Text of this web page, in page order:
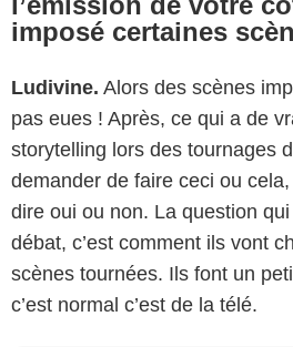
imposé certaines
Ludivine. Alors des scènes
pas eues ! Après, ce qui a de
storytelling lors des tournages
demander de faire ceci ou
dire oui ou non. La question
débat, c’est comment ils vont
scènes tournées. Ils font un
c’est normal c’est de la télé.